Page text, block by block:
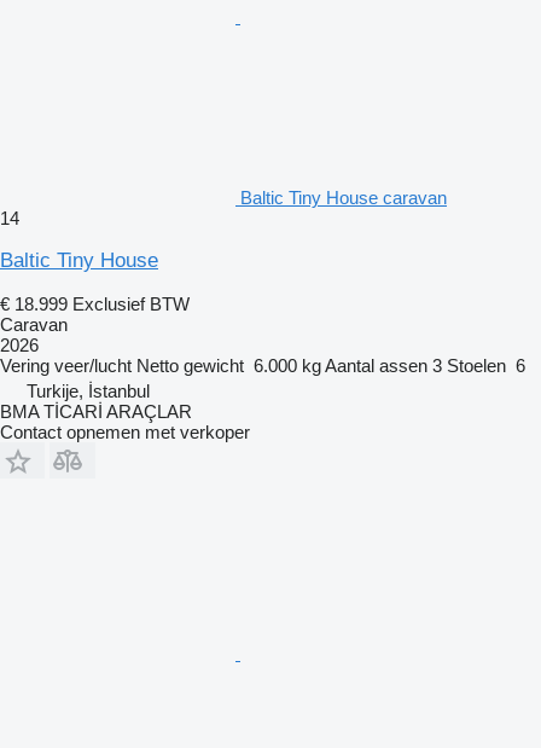
Baltic Tiny House caravan
14
Baltic Tiny House
€ 18.999 Exclusief BTW
Caravan
2026
Vering veer/lucht Netto gewicht 6.000 kgAantal assen 3 Stoelen 6
Turkije, İstanbul
BMA TİCARİ ARAÇLAR
Contact opnemen met verkoper